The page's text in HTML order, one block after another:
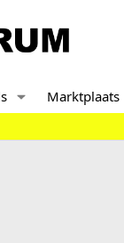
Marktplaats